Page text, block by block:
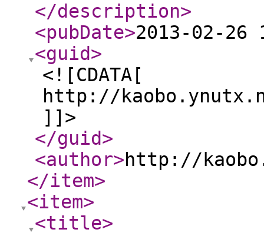
</description>
<pubDate>2013-02-26
<guid>
<![CDATA[
http://kaobo.ynutx.net/
]]>
</guid>
<author>http://
</item>
<item>
<title>